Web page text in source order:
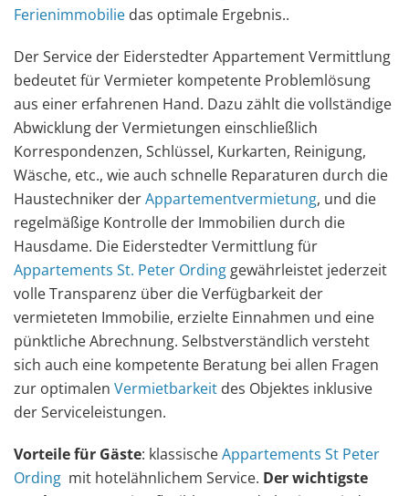
Ferienimmobilie das optimale Ergebnis..
Der Service der Eiderstedter Appartement Vermittlung
bedeutet für Vermieter kompetente Problemlösung
aus einer erfahrenen Hand. Dazu zählt die vollständige
Abwicklung der Vermietungen einschließlich
Korrespondenzen, Schlüssel, Kurkarten, Reinigung,
Wäsche, etc., wie auch schnelle Reparaturen durch die
Haustechniker derAppartementvermietung, und die
regelmäßige Kontrolle der Immobilien durch die
Hausdame. Die Eiderstedter Vermittlung für
Appartements St. Peter Ording gewährleistet jederzeit
volle Transparenz über die Verfügbarkeit der
vermieteten Immobilie, erzielte Einnahmen und eine
pünktliche Abrechnung. Selbstverständlich versteht
sich auch eine kompetente Beratung bei allen Fragen
zur optimalen Vermietbarkeit des Objektes inklusive
der Serviceleistungen.
Vorteile für Gäste: klassischeAppartements St Peter
Ording mit hotelähnlichem Service. Der wichtigste